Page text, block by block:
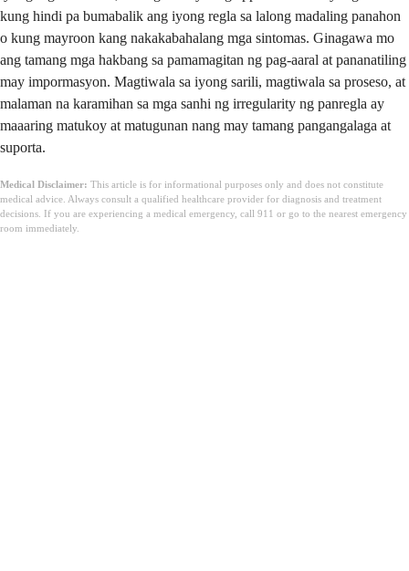
kung hindi pa bumabalik ang iyong regla sa lalong madaling panahon
o kung mayroon kang nakakabahalang mga sintomas. Ginagawa mo
ang tamang mga hakbang sa pamamagitan ng pag-aaral at pananatiling
may impormasyon. Magtiwala sa iyong sarili, magtiwala sa proseso, at
malaman na karamihan sa mga sanhi ng irregularity ng panregla ay
maaaring matukoy at matugunan nang may tamang pangangalaga at
suporta.
Medical Disclaimer: This article is for informational purposes only and does not constitute
medical advice. Always consult a qualified healthcare provider for diagnosis and treatment
decisions. If you are experiencing a medical emergency, call 911 or go to the nearest emergency
room immediately.